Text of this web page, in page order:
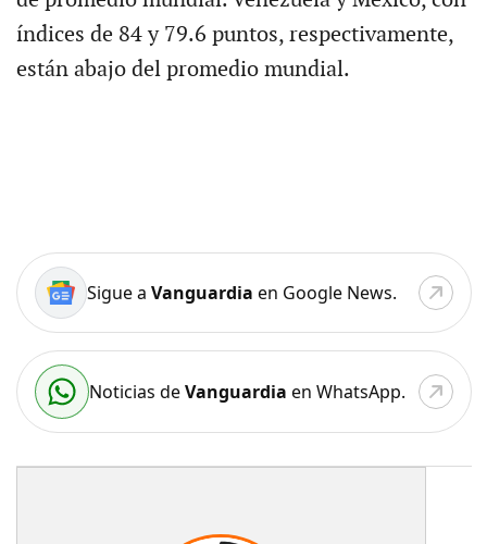
índices de 84 y 79.6 puntos, respectivamente,
están abajo del promedio mundial.
Sigue a Vanguardia en Google News.
Noticias deVanguardia en WhatsApp.